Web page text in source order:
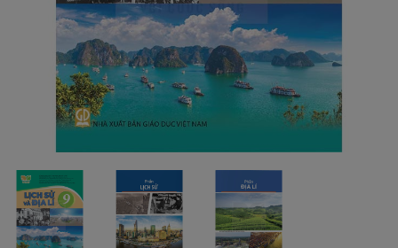
SÁCH
THIẾU
SÁCH
TIẾNG
NGOẠI
NGỮ
VPP
-
ĐỒ